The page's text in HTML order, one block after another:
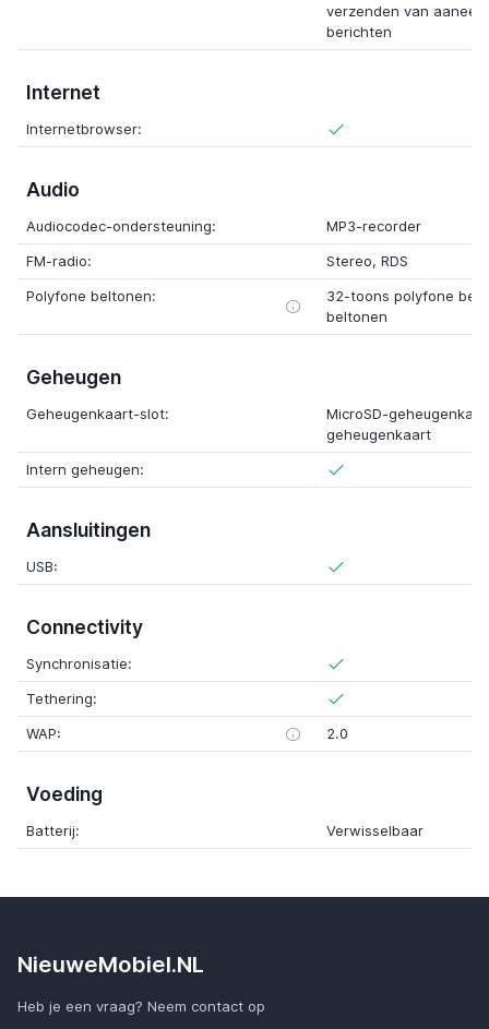
verzenden van
berichten
Internet
Internetbrowser:
Audio
Audiocodec-ondersteuning:
MP3-recorder
FM-radio:
Stereo, RDS
Polyfone beltonen:
32-toons polyfone
beltonen
Geheugen
Geheugenkaart-slot:
MicroSD-
geheugenkaart
Intern geheugen:
Aansluitingen
USB:
Connectivity
Synchronisatie:
Tethering:
WAP:
2.0
Voeding
Batterij: Verwisselbaar
NieuweMobiel.NL
Heb je een vraag? Neem contact op